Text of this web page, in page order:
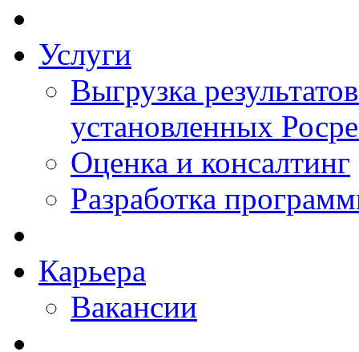
Услуги
Выгрузка
установленных
Оценка и консалтинг
Разработка
Карьера
Вакансии